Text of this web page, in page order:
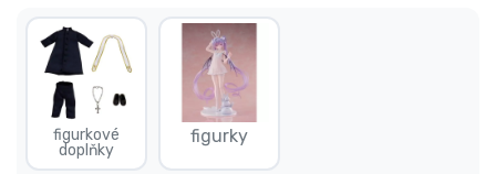
figurkové
doplňky
figurky
Nejnovější věci
Speciální nabídky
Expresní doručení
Předobjednat